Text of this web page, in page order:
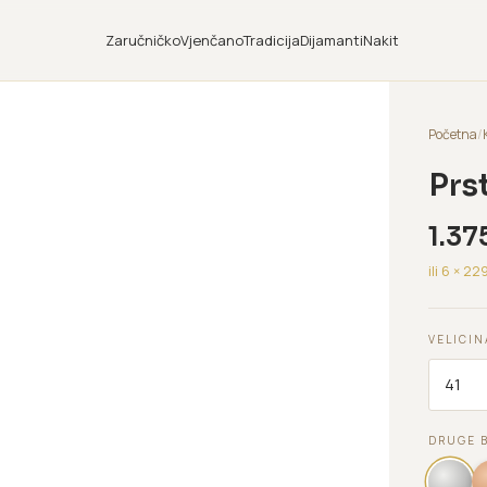
ZaručničkoVjenčanoTradicijaDijamantiNakit
Početna/
ili 6 ×
DRUGE